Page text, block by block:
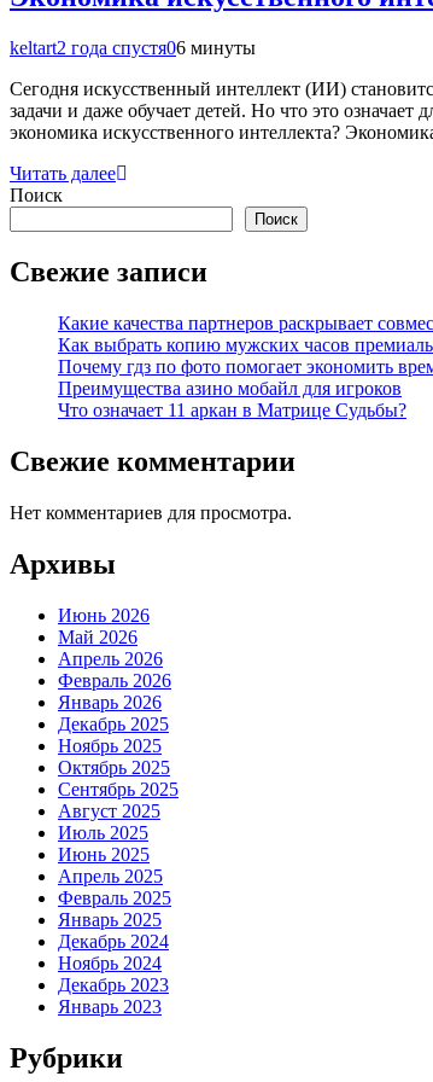
keltart2 года спустя06 минуты
Сегодня искусственный интеллект (ИИ)
задачи и даже обучает детей. Но что это
экономика искусственного интеллекта?
Читать далее
Поиск
Поиск
Свежие записи
Какие качества партнеров раскрывает
Как выбрать копию мужских часов
Почему гдз по фото помогает экономить
Преимущества азино мобайл для игроков
Что означает 11 аркан в Матрице Судьбы?
Свежие комментарии
Нет комментариев для просмотра.
Архивы
Июнь 2026
Май 2026
Апрель 2026
Февраль 2026
Январь 2026
Декабрь 2025
Ноябрь 2025
Октябрь 2025
Сентябрь 2025
Август 2025
Июль 2025
Июнь 2025
Апрель 2025
Февраль 2025
Январь 2025
Декабрь 2024
Ноябрь 2024
Декабрь 2023
Январь 2023
Рубрики